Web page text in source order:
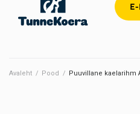
Avaleht / Pood / Puuvillane kaelarihm